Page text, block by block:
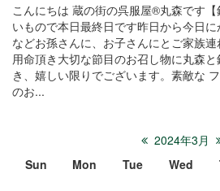
こんにちは 蔵の街の呉服屋®丸森です
いもので本日最終日です昨日から今日
などお孫さんに、お子さんにとご家族
用命頂き大切な節目のお召し物に丸森
き、嬉しい限りでございます。素敵な
のお...
2024年3月
Sun
Mon Tue Wed